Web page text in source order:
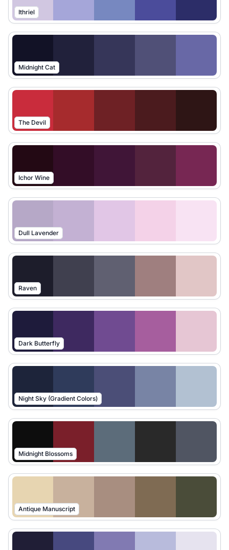
Ithriel
Midnight Cat
The Devil
Ichor Wine
Dull Lavender
Raven
Dark Butterfly
Night Sky (Gradient Colors)
Midnight Blossoms
Antique Manuscript